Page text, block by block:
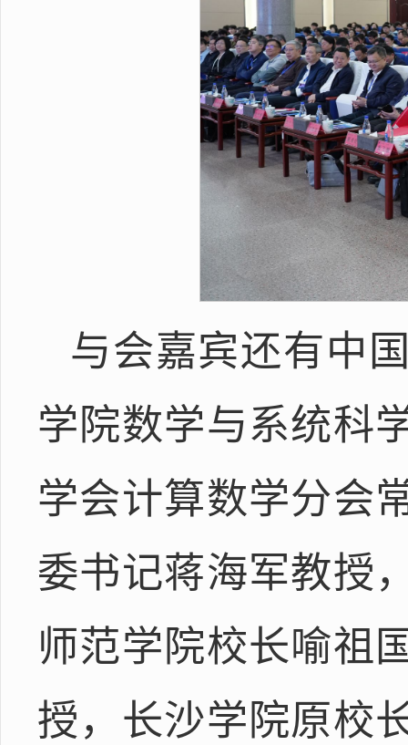
与会嘉宾还有中
学院数学与系统科
学会计算数学分会
委书记蒋海军教授
师范学院校长喻祖
授，长沙学院原校